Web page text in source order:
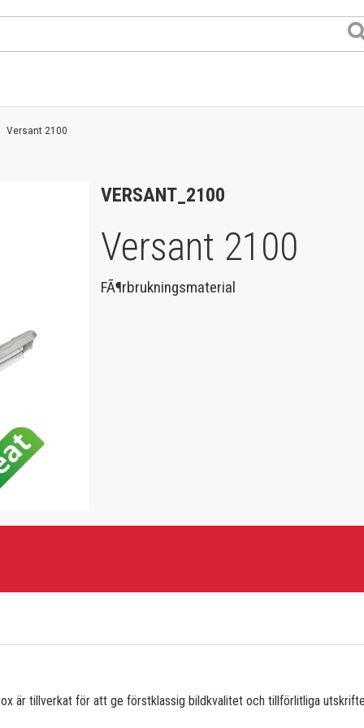
Versant 2100
VERSANT_2100
Versant 2100
FÃ¶rbrukningsmaterial
är tillverkat för att ge förstklassig bildkvalitet och tillförlitliga